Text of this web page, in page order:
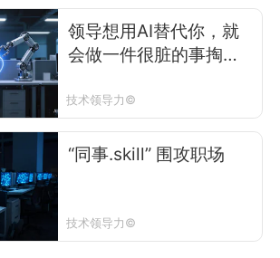
领导想用AI替代你，就
会做一件很脏的事掏空
技术领导力©
“同事.skill” 围攻职场
技术领导力©